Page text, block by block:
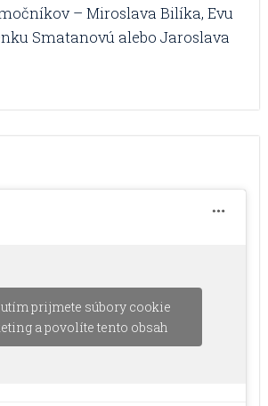
– Miroslava Bilíka, Evu
Smatanovú alebo Jaroslava
prijmete súbory cookie
a povolíte tento obsah